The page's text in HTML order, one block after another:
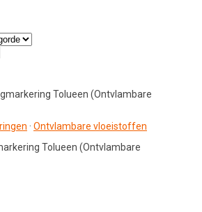
· Ontvlambare vloeistoffen
Tolueen (Ontvlambare